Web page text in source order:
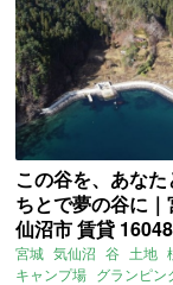
この谷を、あなた
ちとで夢の谷に
仙沼市 賃貸
宮城 気仙沼 谷 土地
キャンプ場 グランピン